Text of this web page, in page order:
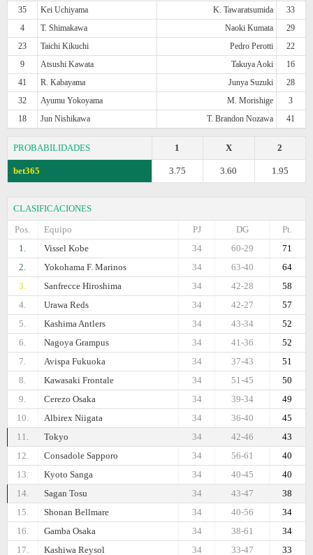
35 Kei Uchiyama K. Tawaratsumida
33
4
T. Shimakawa Naoki Kumata
29
23
Taichi Kikuchi Pedro Perotti
22
9
Atsushi Kawata Takuya Aoki
16
41
R. Kabayama Junya Suzuki
28
32
Ayumu Yokoyama M. Morishige
3
18
Jun Nishikawa T. Brandon Nozawa 41
PROBABILIDADES 2
X
1
bet365 1.95
3.60
3.75
CLASIFICACIONES
Pos.
Equipo Pt.
DG
PJ
1.
Vissel Kobe 71
60-29
34
2.
Yokohama F. Marinos 64
63-40
34
3.
Sanfrecce Hiroshima 58
42-28
34
4.
Urawa Reds 57
42-27
34
5.
Kashima Antlers 52
43-34
34
6.
Nagoya Grampus 52
41-36
34
7.
Avispa Fukuoka 51
37-43
34
8.
Kawasaki Frontale 50
51-45
34
9.
Cerezo Osaka 49
39-34
34
10.
Albirex Niigata 45
36-40
34
11.
Tokyo 43
42-46
34
12.
Consadole Sapporo 40
56-61
34
13.
Kyoto Sanga 40
40-45
34
14.
Sagan Tosu 38
43-47
34
15.
Shonan Bellmare 34
40-56
34
16.
Gamba Osaka 34
38-61
34
17.
Kashiwa Reysol 33
33-47
34